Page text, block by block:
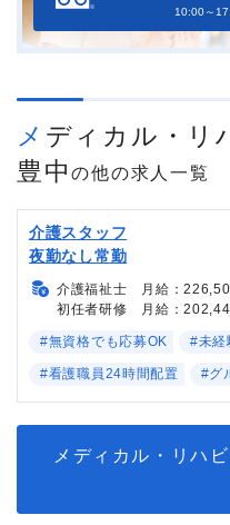
10:00～
メディカル・リハビリホームくらら
豊中の他の求人一覧
介護スタッフ
夜勤なし常勤
介護福祉士 月給：
初任者研修 月給：
#無資格でも応募OK #未経
#看護職員24時間配置 #グ
メディカル・リハ